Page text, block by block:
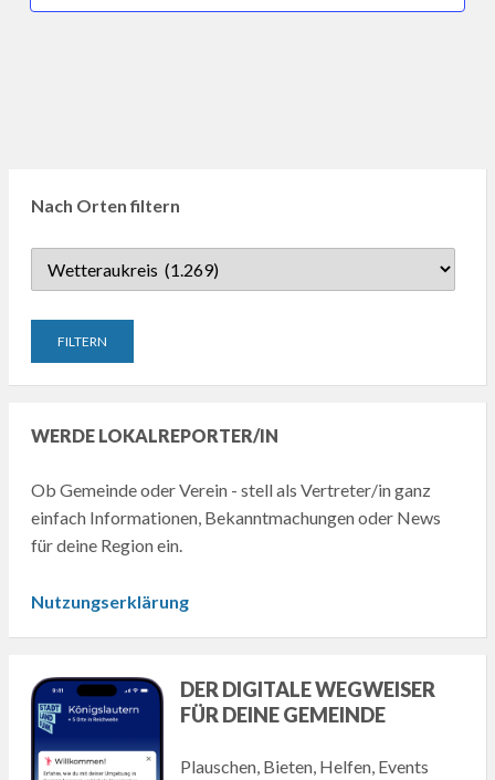
Nach Orten filtern
WERDE LOKALREPORTER/IN
Ob Gemeinde oder Verein - stell als Vertreter/in ganz
einfach Informationen, Bekanntmachungen oder News
für deine Region ein.
Nutzungserklärung
DER DIGITALE WEGWEISER
FÜR DEINE GEMEINDE
Plauschen, Bieten, Helfen, Events